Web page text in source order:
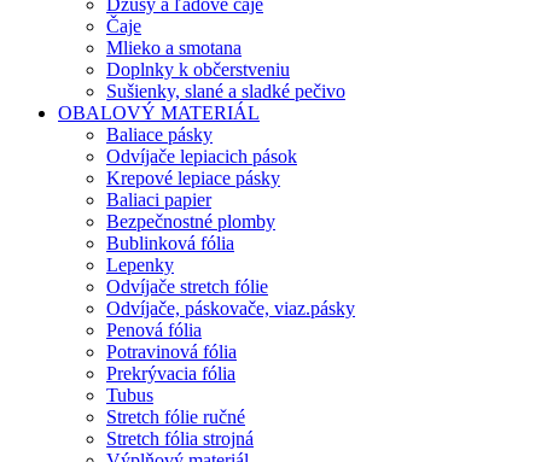
Džúsy a ľadové čaje
Čaje
Mlieko a smotana
Doplnky k občerstveniu
Sušienky, slané a sladké pečivo
OBALOVÝ MATERIÁL
Baliace pásky
Odvíjače lepiacich pások
Krepové lepiace pásky
Baliaci papier
Bezpečnostné plomby
Bublinková fólia
Lepenky
Odvíjače stretch fólie
Odvíjače, páskovače, viaz.pásky
Penová fólia
Potravinová fólia
Prekrývacia fólia
Tubus
Stretch fólie ručné
Stretch fólia strojná